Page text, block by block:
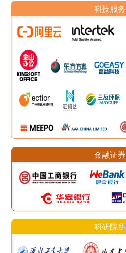
科技服务
金融证券
科研院所